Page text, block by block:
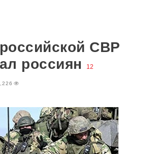
СВР
россиян
12